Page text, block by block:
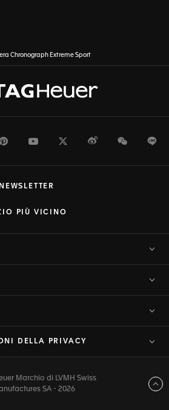
Chronograph Extreme Sport
PinterestYoutubeTwitterWeiboWeChat
PIÙ VICINO
DELLA PRIVACY
Marchio di LVMH Swiss
SA - 2026
Torna a inizio pagina